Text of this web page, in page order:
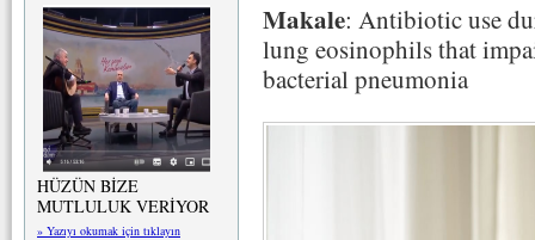
HÜZÜN BİZE
MUTLULUK VERİYOR
» Yazıyı okumak için tıklayın
Makale: Antibiotic use
lung eosinophils that
bacterial pneumonia